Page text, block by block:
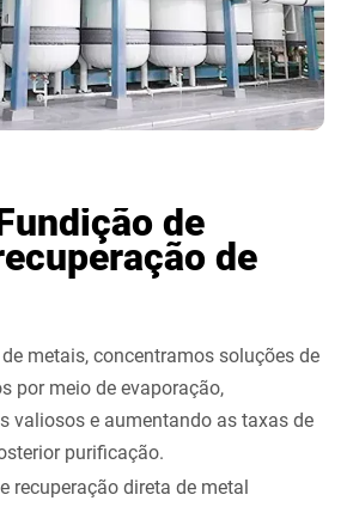
de
de
metais, concentramos soluções de
por meio de evaporação,
valiosos e aumentando as taxas de
purificação.
recuperação direta de metal